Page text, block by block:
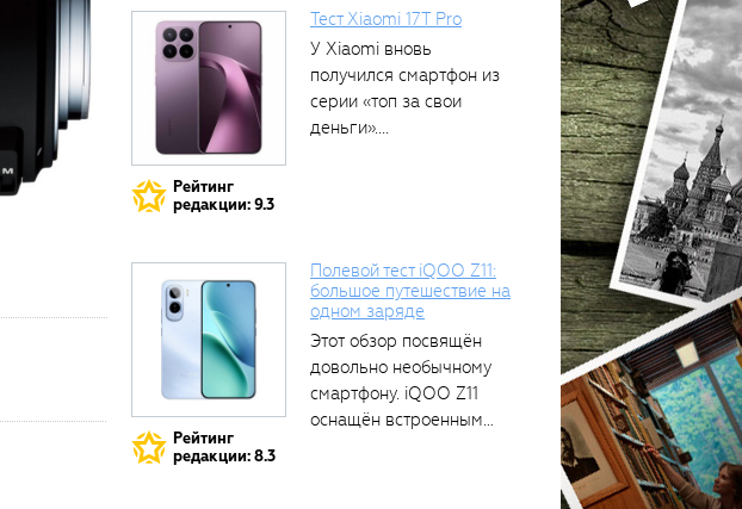
Рейтинг
редакции: 9.3
Тест Xiaomi 17T Pro
У Xiaomi вновь
получился смартфон из
серии «топ за свои
деньги»....
Рейтинг
редакции: 8.3
Полевой тест iQOO Z11:
большое путешествие на
одном заряде
Этот обзор посвящён
довольно необычному
смартфону. iQOO Z11
оснащён встроенным